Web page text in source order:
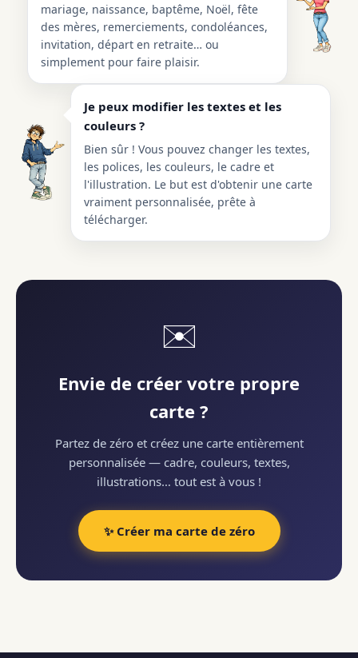
mariage, naissance, baptême, Noël, fête
des mères, remerciements, condoléances,
invitation, départ en retraite… ou
simplement pour faire plaisir.
Je peux modifier les textes et les
couleurs ?
Bien sûr ! Vous pouvez changer les textes,
les polices, les couleurs, le cadre et
l'illustration. Le but est d'obtenir une carte
vraiment personnalisée, prête à
télécharger.
✉️
Envie de créer votre propre
carte ?
Partez de zéro et créez une carte entièrement
personnalisée — cadre, couleurs, textes,
illustrations… tout est à vous !
✨ Créer ma carte de zéro